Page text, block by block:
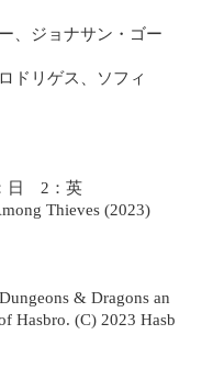
、ジョナサン・ゴー
ドリゲス、ソフィ
日 2：英
Thieves (2023)
& Dragons an
Hasbro. (C) 2023 Hasb